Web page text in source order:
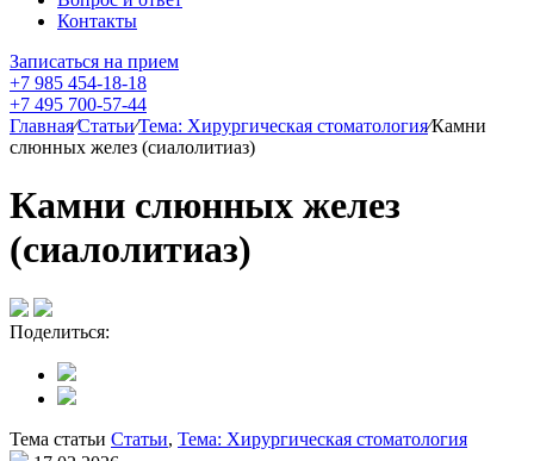
Контакты
Записаться на прием
+7 985 454-18-18
+7 495 700-57-44
Главная⁄Статьи⁄Тема: Хирургическая стоматология⁄Камни
слюнных желез (сиалолитиаз)
Камни слюнных желез
(сиалолитиаз)
Поделиться:
Тема статьи Статьи, Тема: Хирургическая стоматология